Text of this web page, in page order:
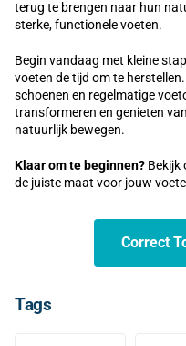
terug te brengen naar hun
sterke, functionele voeten.
Begin vandaag met kleine
voeten de tijd om te
schoenen en regelmatige
transformeren en genieten
natuurlijk bewegen.
Klaar om te beginnen? Bekijk
de juiste maat voor jouw
Correct
Tags